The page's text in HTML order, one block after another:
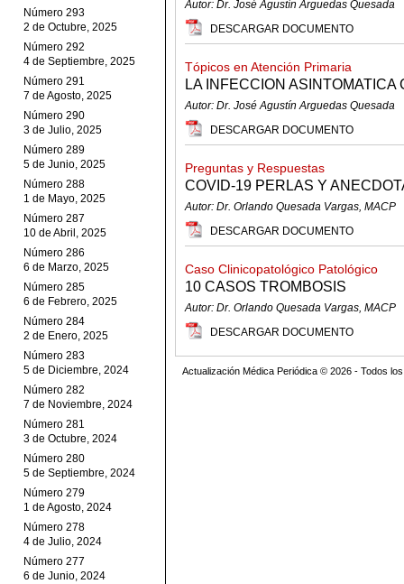
Número 293
2 de Octubre, 2025
Número 292
4 de Septiembre, 2025
Número 291
7 de Agosto, 2025
Número 290
3 de Julio, 2025
Número 289
5 de Junio, 2025
Número 288
1 de Mayo, 2025
Número 287
10 de Abril, 2025
Número 286
6 de Marzo, 2025
Número 285
6 de Febrero, 2025
Número 284
2 de Enero, 2025
Número 283
5 de Diciembre, 2024
Número 282
7 de Noviembre, 2024
Número 281
3 de Octubre, 2024
Número 280
5 de Septiembre, 2024
Número 279
1 de Agosto, 2024
Número 278
4 de Julio, 2024
Número 277
6 de Junio, 2024
Autor: Dr. José Agustín Arguedas Quesada
DESCARGAR DOCUMENTO
Tópicos en Atención Primaria
LA INFECCION ASINTOMATICA
Autor: Dr. José Agustín Arguedas Quesada
DESCARGAR DOCUMENTO
Preguntas y Respuestas
COVID-19 PERLAS Y
Autor: Dr. Orlando Quesada Vargas, MACP
DESCARGAR DOCUMENTO
Caso Clinicopatológico Patológico
10 CASOS TROMBOSIS
Autor: Dr. Orlando Quesada Vargas, MACP
DESCARGAR DOCUMENTO
Actualización Médica Periódica © 2026 - Todos